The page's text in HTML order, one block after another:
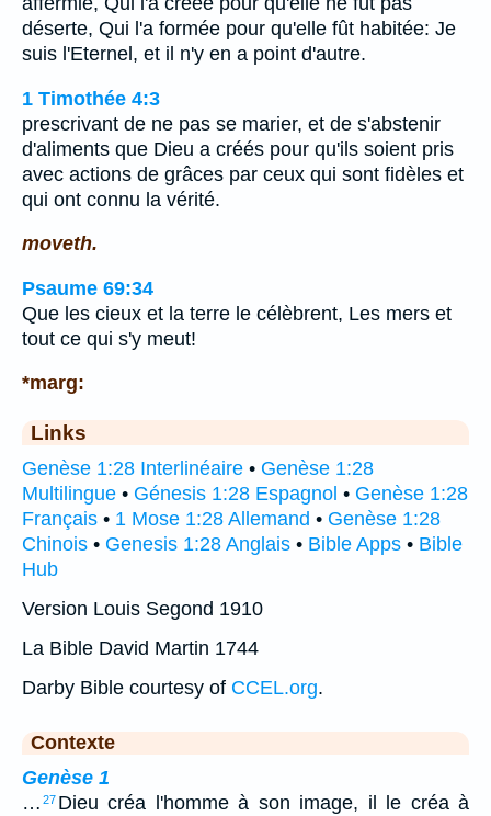
déserte, Qui l'a formée pour qu'elle fût habitée: Je
suis l'Eternel, et il n'y en a point d'autre.
1 Timothée 4:3
prescrivant de ne pas se marier, et de s'abstenir
d'aliments que Dieu a créés pour qu'ils soient pris
avec actions de grâces par ceux qui sont fidèles et
qui ont connu la vérité.
moveth.
Psaume 69:34
Que les cieux et la terre le célèbrent, Les mers et
tout ce qui s'y meut!
*marg:
Links
Genèse 1:28 Interlinéaire • Genèse 1:28
Multilingue • Génesis 1:28 Espagnol • Genèse 1:28
Français • 1 Mose 1:28 Allemand • Genèse 1:28
Chinois • Genesis 1:28 Anglais • Bible Apps • Bible
Hub
Version Louis Segond 1910
La Bible David Martin 1744
Darby Bible courtesy of CCEL.org.
Contexte
Genèse 1
… 27 Dieu créa l'homme à son image, il le créa à